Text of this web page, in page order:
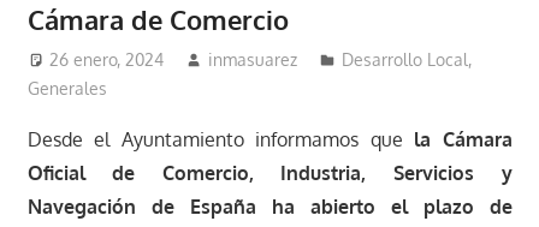
Cámara de Comercio
26 enero, 2024 inmasuarez Desarrollo Local,
Generales
Desde el Ayuntamiento informamos que la Cámara
Oficial de Comercio, Industria, Servicios y
Navegación de España ha abierto el plazo de